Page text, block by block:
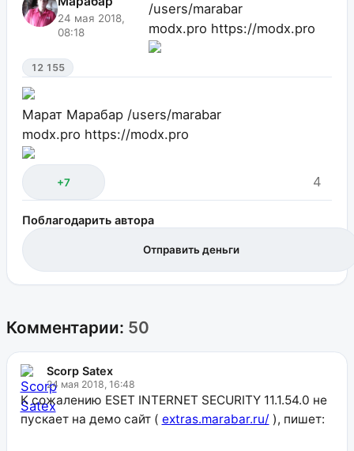
24 мая 2018,
08:18
/users/marabar
modx.pro https://modx.pro
12 155
Марат Марабар /users/marabar
modx.pro https://modx.pro
+7 4
Поблагодарить автора
Отправить деньги
Комментарии: 50
Scorp Satex
24 мая 2018, 16:48
К сожалению ESET INTERNET SECURITY 11.1.54.0 не
пускает на демо сайт ( extras.marabar.ru/ ), пишет: